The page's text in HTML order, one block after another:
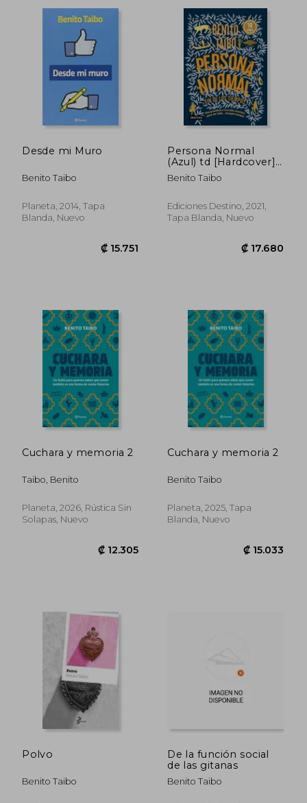
Desde mi Muro
Benito Taibo
Planeta, 2014, Tapa
Blanda, Nuevo
Persona Normal
(Azul) td [Hardcover]
Taibo, Benito (en
Inglés)
Benito Taibo
Ediciones Destino, 2021,
Tapa Blanda, Nuevo
Cuchara y memoria 2
Taibo, Benito
Planeta, 2026, Rústica Sin
Solapas, Nuevo
Cuchara y memoria 2
Benito Taibo
Planeta, 2025, Tapa
Blanda, Nuevo
Polvo
Benito Taibo
De la función social
de las gitanas
Benito Taibo